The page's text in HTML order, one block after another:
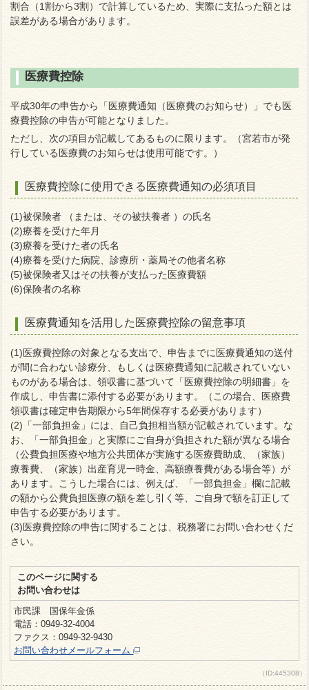
割合（1割から3割）で計算しているため、実際に支払った額とは
誤差がある場合があります。
医療費控除
平成30年の申告から「医療費通知（医療費のお知らせ）」でも医
療費控除の申告が可能となりました。
ただし、次の項目が記載してあるものに限ります。（宮若市が発
行している医療費のお知らせは使用可能です。）
医療費控除に使用できる医療費通知の必須項目
(1)被保険者 （または、その被扶養者 ）の氏名
(2)療養を受けた年月
(3)療養を受けた者の氏名
(4)療養を受けた病院、診療所・薬局その他者名称
(5)被保険者又はその扶養が支払った医療費額
(6)保険者の名称
医療費通知を活用した医療費控除の留意事項
(1)医療費控除の対象となる支出で、申告までに医療費通知の送付
が間に合わない診療分、もしくは医療費通知に記載されていない
ものがある場合は、領収書に基づいて「医療費控除の明細書」を
作成し、申告書に添付する必要があります。（この場合、医療費
領収書は確定申告期限から5年間保存する必要があります）
(2)「一部負担金」には、自己負担相当額が記載されています。な
お、「一部負担金」と実際にご自身が負担された額が異なる場合
（公費負担医療や地方公共団体が実施する医療費助成、（家族）
療養費、（家族）出産育児一時金、高額療養費がある場合等）が
あります。こうした場合には、例えば、「一部負担金」欄に記載
の額から公費負担医療の額を差し引く等、ご自身で額を訂正して
申告する必要があります。
(3)医療費控除の申告に関することは、税務署にお問い合わせくだ
さい。
このページに関する
お問い合わせは
市民課 国保年金係
電話：0949-32-4004
ファクス：0949-32-9430
お問い合わせメールフォーム
（ID:445308）